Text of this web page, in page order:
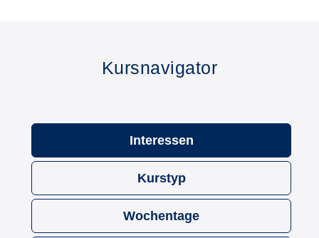
Kursnavigator
Interessen
Kurstyp
Wochentage